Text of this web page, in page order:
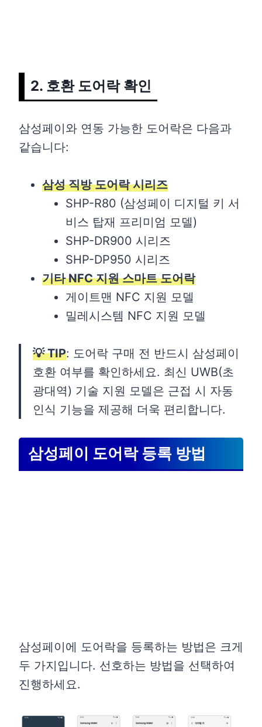
2. 호환 도어락 확인
삼성페이와 연동 가능한 도어락은 다음과
같습니다:
삼성 직방 도어락 시리즈
SHP-R80 (삼성페이 디지털 키 서
비스 탑재 프리미엄 모델)
SHP-DR900 시리즈
SHP-DP950 시리즈
기타 NFC 지원 스마트 도어락
게이트맨 NFC 지원 모델
밀레시스템 NFC 지원 모델
💡 TIP: 도어락 구매 전 반드시 삼성페이
호환 여부를 확인하세요. 최신 UWB(초
광대역) 기술 지원 모델은 근접 시 자동
인식 기능을 제공해 더욱 편리합니다.
삼성페이 도어락 등록 방법
삼성페이에 도어락을 등록하는 방법은 크게
두 가지입니다. 선호하는 방법을 선택하여
진행하세요.